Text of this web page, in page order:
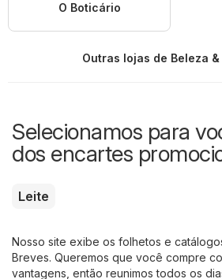
O Boticário
Outras lojas de Beleza
Selecionamos para
dos encartes
Leite
Nosso site exibe os folhetos e
Breves. Queremos que você compre
vantagens, então reunimos todos os